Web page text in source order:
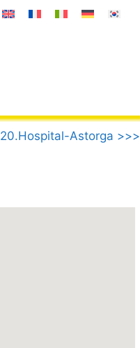
20.Hospital-Astorga >>>